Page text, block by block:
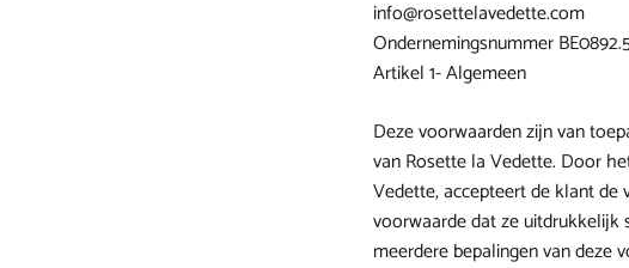
info@rosettelavedette.com
Ondernemingsnummer
Artikel 1- Algemeen
Deze voorwaarden zijn van
van Rosette la Vedette. Door
Vedette, accepteert de klant de
voorwaarde dat ze
meerdere bepalingen van deze